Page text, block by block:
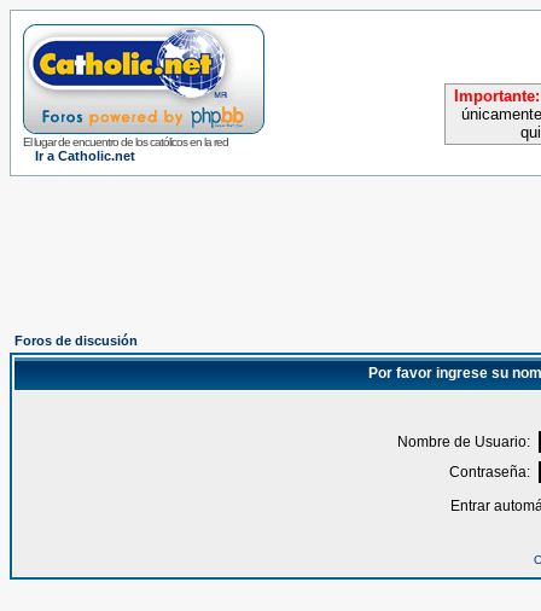
El lugar de encuentro de los católicos en la red
Ir a Catholic.net
Importante:
Foros de discusión
Por favor ingrese su
Nombre de Usuario:
Contraseña:
Entrar